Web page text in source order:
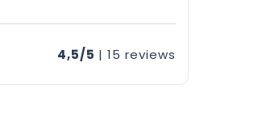
4,5/5 | 15 reviews